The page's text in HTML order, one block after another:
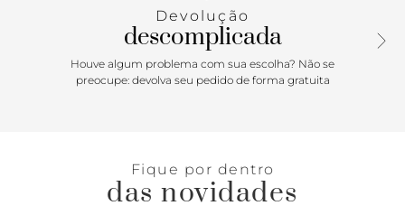
Devolução
descomplicada
Houve algum problema com sua escolha? Não se
preocupe: devolva seu pedido de forma gratuita
Fique por dentro
das novidades